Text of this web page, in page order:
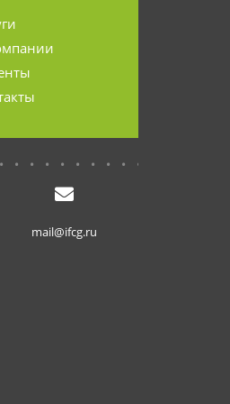
mail@ifcg.ru